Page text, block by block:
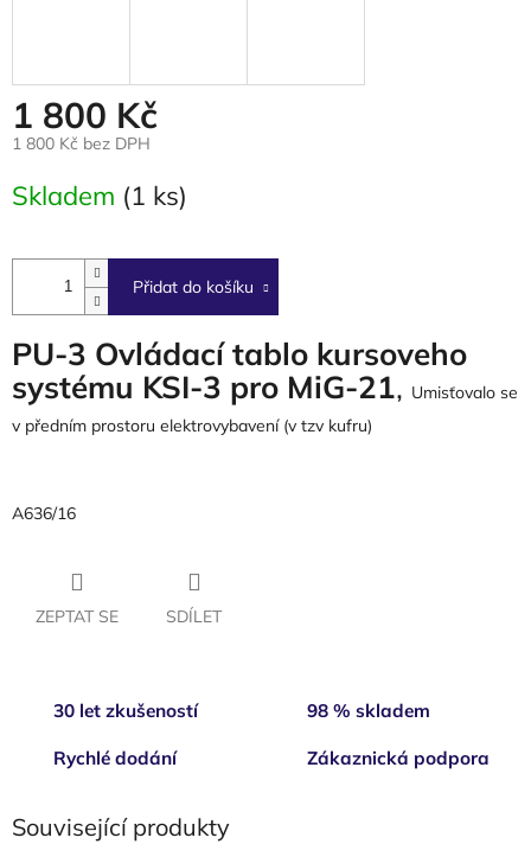
1 800 Kč
1 800 Kč bez DPH
cena:
Skladem (1 ks)
Přidat do košíku
PU-3 Ovládací tablo kursoveho
systému KSI-3 pro MiG-21, Umisťovalo se
v předním prostoru elektrovybavení (v tzv kufru)
A636/16
ZEPTAT SE SDÍLET
30 let zkušeností 98 % skladem
Rychlé dodání Zákaznická podpora
Související produkty